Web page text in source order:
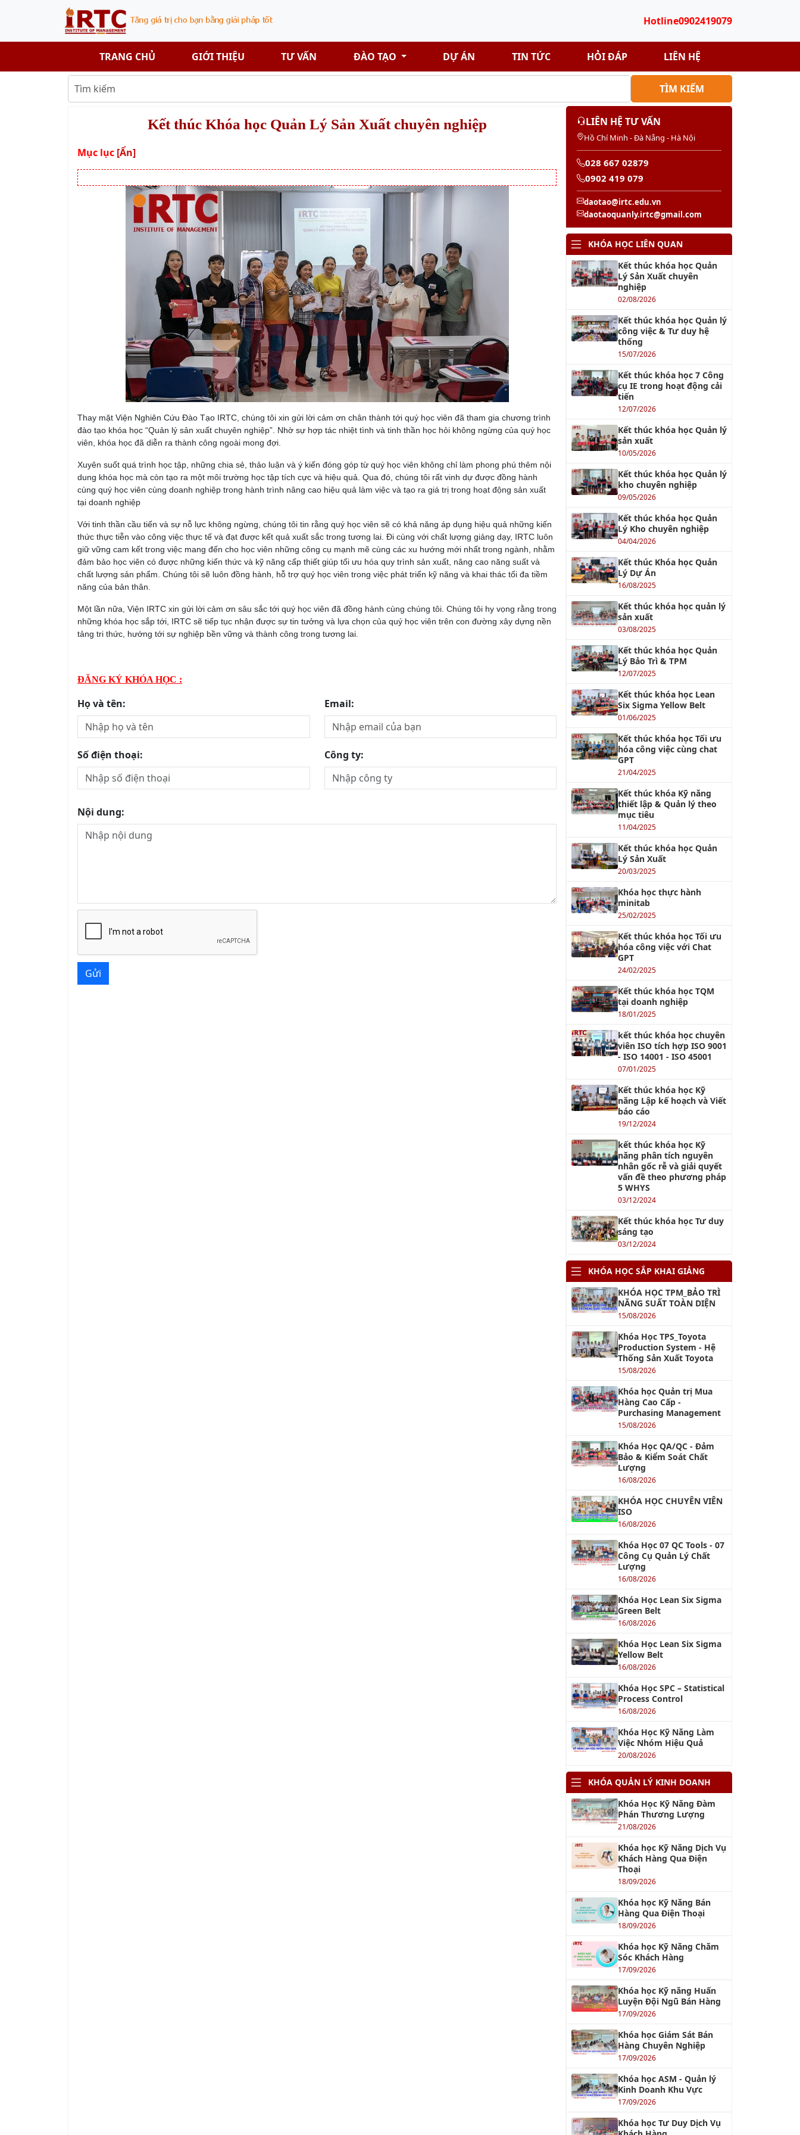
Hotline0902419079
TRANG CHỦ GIỚI THIỆU TƯ VẤN ĐÀO TẠO DỰ ÁN TIN TỨC HỎI ĐÁP LIÊN HỆ
TÌM KIẾM
Kết thúc Khóa học Quản Lý Sản Xuất chuyên nghiệp
Mục lục [Ẩn]
Thay mặt Viện Nghiên Cứu Đào Tạo IRTC, chúng tôi xin gửi lời cảm ơn chân thành tới quý học viên đã tham gia chương trình
đào tạo khóa học “Quản lý sản xuất chuyên nghiệp”. Nhờ sự hợp tác nhiệt tình và tinh thần học hỏi không ngừng của quý học
viên, khóa học đã diễn ra thành công ngoài mong đợi.
Xuyên suốt quá trình học tập, những chia sẻ, thảo luận và ý kiến đóng góp từ quý học viên không chỉ làm phong phú thêm nội
dung khóa học mà còn tạo ra một môi trường học tập tích cực và hiệu quả. Qua đó, chúng tôi rất vinh dự được đồng hành
cùng quý học viên cùng doanh nghiệp trong hành trình nâng cao hiệu quả làm việc và tạo ra giá trị trong hoạt động sản xuất
tại doanh nghiệp
Với tinh thần cầu tiến và sự nỗ lực không ngừng, chúng tôi tin rằng quý học viên sẽ có khả năng áp dụng hiệu quả những kiến
thức thực tiễn vào công việc thực tế và đạt được kết quả xuất sắc trong tương lai. Đi cùng với chất lượng giảng dạy, IRTC luôn
giữ vững cam kết trong việc mang đến cho học viên những công cụ mạnh mẽ cùng các xu hướng mới nhất trong ngành, nhằm
đảm bảo học viên có được những kiến thức và kỹ năng cấp thiết giúp tối ưu hóa quy trình sản xuất, nâng cao năng suất và
chất lượng sản phẩm. Chúng tôi sẽ luôn đồng hành, hỗ trợ quý học viên trong việc phát triển kỹ năng và khai thác tối đa tiềm
năng của bản thân.
Một lần nữa, Viện IRTC xin gửi lời cảm ơn sâu sắc tới quý học viên đã đồng hành cùng chúng tôi. Chúng tôi hy vọng rằng trong
những khóa học sắp tới, IRTC sẽ tiếp tục nhận được sự tin tưởng và lựa chọn của quý học viên trên con đường xây dựng nền
tảng tri thức, hướng tới sự nghiệp bền vững và thành công trong tương lai.
ĐĂNG KÝ KHÓA HỌC :
Họ và tên: Email:
Số điện thoại: Công ty:
Nội dung:
Gửi
LIÊN HỆ TƯ VẤN
Hồ Chí Minh - Đà Nẵng - Hà Nội
028 667 02879
0902 419 079
daotao@irtc.edu.vn
daotaoquanly.irtc@gmail.com
KHÓA HỌC LIÊN QUAN
Kết thúc khóa học Quản
Lý Sản Xuất chuyên
nghiệp
02/08/2026
Kết thúc khóa học Quản lý
công việc & Tư duy hệ
thống
15/07/2026
Kết thúc khóa học 7 Công
cụ IE trong hoạt động cải
tiến
12/07/2026
Kết thúc khóa học Quản lý
sản xuất
10/05/2026
Kết thúc khóa học Quản lý
kho chuyên nghiệp
09/05/2026
Kết thúc khóa học Quản
Lý Kho chuyên nghiệp
04/04/2026
Kết thúc Khóa học Quản
Lý Dự Án
16/08/2025
Kết thúc khóa học quản lý
sản xuất
03/08/2025
Kết thúc khóa học Quản
Lý Bảo Trì & TPM
12/07/2025
Kết thúc khóa học Lean
Six Sigma Yellow Belt
01/06/2025
Kết thúc khóa học Tối ưu
hóa công việc cùng chat
GPT
21/04/2025
Kết thúc khóa Kỹ năng
thiết lập & Quản lý theo
mục tiêu
11/04/2025
Kết thúc khóa học Quản
Lý Sản Xuất
20/03/2025
Khóa học thực hành
minitab
25/02/2025
Kết thúc khóa học Tối ưu
hóa công việc với Chat
GPT
24/02/2025
Kết thúc khóa học TQM
tại doanh nghiệp
18/01/2025
kết thúc khóa học chuyên
viên ISO tích hợp ISO 9001
- ISO 14001 - ISO 45001
07/01/2025
Kết thúc khóa học Kỹ
năng Lập kế hoạch và Viết
báo cáo
19/12/2024
kết thúc khóa học Kỹ
năng phân tích nguyên
nhân gốc rễ và giải quyết
vấn đề theo phương pháp
5 WHYS
03/12/2024
Kết thúc khóa học Tư duy
sáng tạo
03/12/2024
KHÓA HỌC SẮP KHAI GIẢNG
KHÓA HỌC TPM_BẢO TRÌ
NĂNG SUẤT TOÀN DIỆN
15/08/2026
Khóa Học TPS_Toyota
Production System - Hệ
Thống Sản Xuất Toyota
15/08/2026
Khóa học Quản trị Mua
Hàng Cao Cấp -
Purchasing Management
15/08/2026
Khóa Học QA/QC - Đảm
Bảo & Kiểm Soát Chất
Lượng
16/08/2026
KHÓA HỌC CHUYÊN VIÊN
ISO
16/08/2026
Khóa Học 07 QC Tools - 07
Công Cụ Quản Lý Chất
Lượng
16/08/2026
Khóa Học Lean Six Sigma
Green Belt
16/08/2026
Khóa Học Lean Six Sigma
Yellow Belt
16/08/2026
Khóa Học SPC – Statistical
Process Control
16/08/2026
Khóa Học Kỹ Năng Làm
Việc Nhóm Hiệu Quả
20/08/2026
KHÓA QUẢN LÝ KINH DOANH
Khóa Học Kỹ Năng Đàm
Phán Thương Lượng
21/08/2026
Khóa học Kỹ Năng Dịch Vụ
Khách Hàng Qua Điện
Thoại
18/09/2026
Khóa học Kỹ Năng Bán
Hàng Qua Điện Thoại
18/09/2026
Khóa học Kỹ Năng Chăm
Sóc Khách Hàng
17/09/2026
Khóa học Kỹ năng Huấn
Luyện Đội Ngũ Bán Hàng
17/09/2026
Khóa học Giám Sát Bán
Hàng Chuyên Nghiệp
17/09/2026
Khóa học ASM - Quản lý
Kinh Doanh Khu Vực
17/09/2026
Khóa học Tư Duy Dịch Vụ